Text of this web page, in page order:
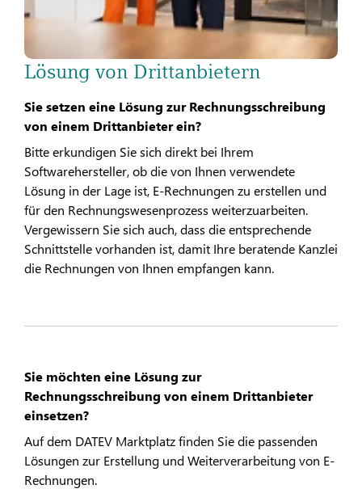
Lösung von Drittanbietern
Sie setzen eine Lösung zur Rechnungsschreibung
von einem Drittanbieter ein?
Bitte erkundigen Sie sich direkt bei Ihrem
Softwarehersteller, ob die von Ihnen verwendete
Lösung in der Lage ist, E-Rechnungen zu erstellen und
für den Rechnungswesenprozess weiterzuarbeiten.
Vergewissern Sie sich auch, dass die entsprechende
Schnittstelle vorhanden ist, damit Ihre beratende Kanzlei
die Rechnungen von Ihnen empfangen kann.
Sie möchten eine Lösung zur
Rechnungsschreibung von einem Drittanbieter
einsetzen?
Auf dem DATEV Marktplatz finden Sie die passenden
Lösungen zur Erstellung und Weiterverarbeitung von E-
Rechnungen.